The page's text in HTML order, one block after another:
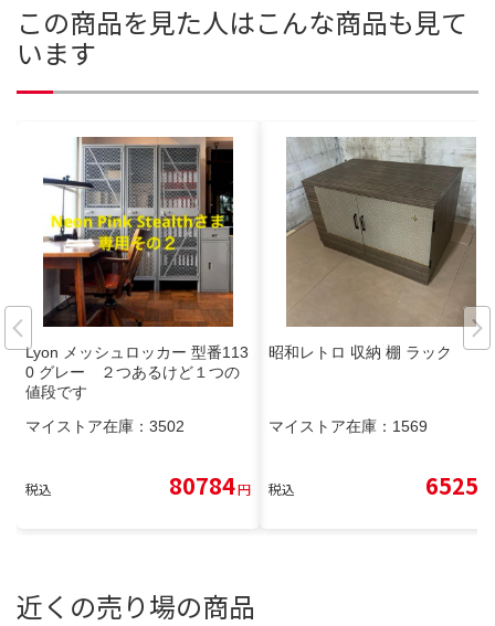
この商品を見た人はこんな商品も見て
います
Lyon メッシュロッカー 型番113
0 グレー ２つあるけど１つの
値段です
マイストア在庫： 3502
税込 80784円
昭和レトロ 収納 棚 ラック
マイストア在庫： 1569
税込 6525
近くの売り場の商品